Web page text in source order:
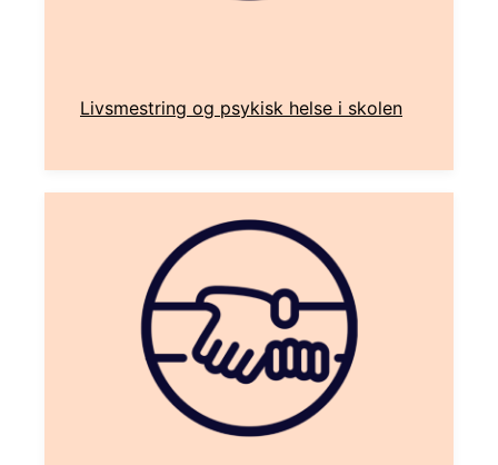
Livsmestring og psykisk helse i skolen